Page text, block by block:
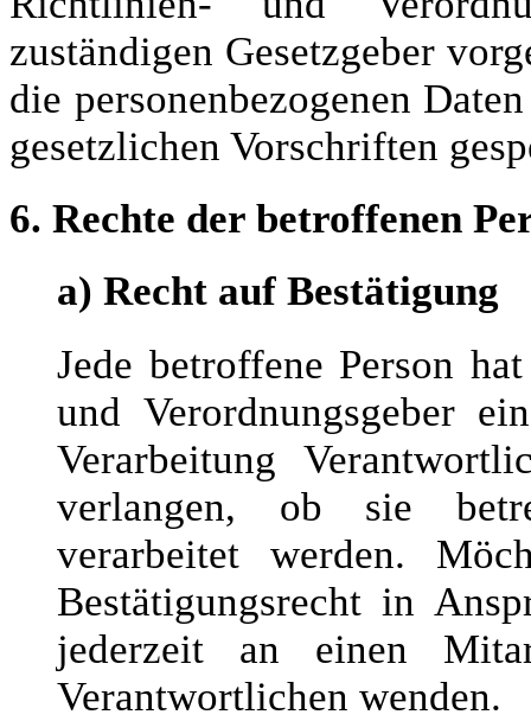
zuständigen Gesetzgeber
die personenbezogenen
gesetzlichen Vorschriften
6. Rechte der betroffenen
a) Recht auf Bestätigung
Jede betroffene Person
und Verordnungsgeber
Verarbeitung
verlangen, ob sie
verarbeitet werden.
Bestätigungsrecht in
jederzeit an einen
Verantwortlichen wenden.